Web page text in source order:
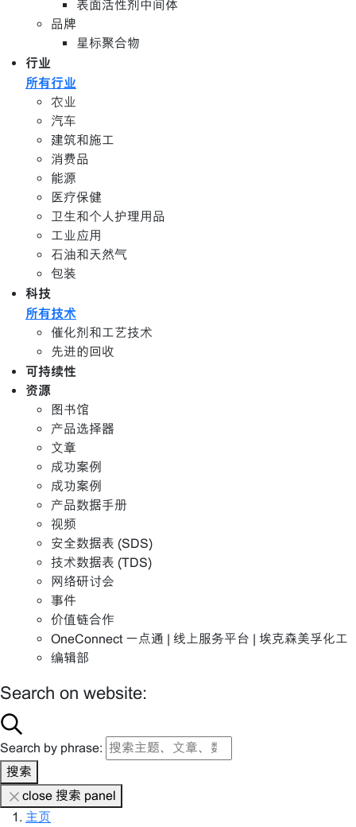
表面活性剂中间体
品牌
星标聚合物
行业
所有行业
农业
汽车
建筑和施工
消费品
能源
医疗保健
卫生和个人护理用品
工业应用
石油和天然气
包装
科技
所有技术
催化剂和工艺技术
先进的回收
可持续性
资源
图书馆
产品选择器
文章
成功案例
成功案例
产品数据手册
视频
安全数据表 (SDS)
技术数据表 (TDS)
网络研讨会
事件
价值链合作
OneConnect 一点通 | 线上服务平台 | 埃克森美孚化工
编辑部
Search on website:
Search by phrase:
搜索
close 搜索 panel
主页